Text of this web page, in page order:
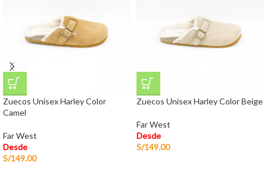
Zuecos Unisex Harley Color
Camel
Far West
Desde
S/149.00
Zuecos Unisex Harley Color Beige
Far West
Desde
S/149.00